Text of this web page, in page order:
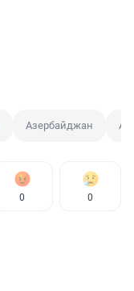
Азербайджан
0 0